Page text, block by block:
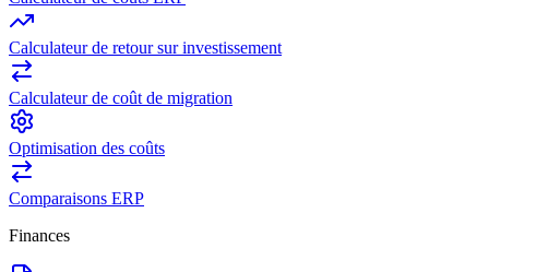
Calculateur de retour sur investissement
Calculateur de coût de migration
Optimisation des coûts
Comparaisons ERP
Finances